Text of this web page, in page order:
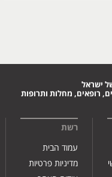
ישראל
רופאים, מחלות ותרופות
רשת
עמוד הבית
מדיניות פרטיות